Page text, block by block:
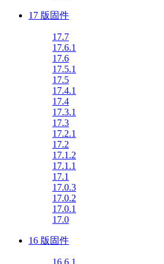
17 版固件
17.7
17.6.1
17.6
17.5.1
17.5
17.4.1
17.4
17.3.1
17.3
17.2.1
17.2
17.1.2
17.1.1
17.1
17.0.3
17.0.2
17.0.1
17.0
16 版固件
16.6.1